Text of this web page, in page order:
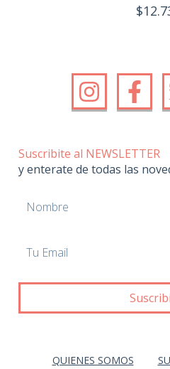
Suscribite al NEWSLETTER
y enterate de todas las
QUIENES SOMOS